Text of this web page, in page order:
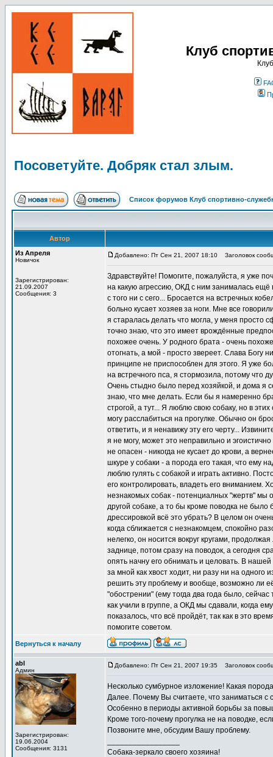
Клуб
Посоветуйте. Добряк стал злым.
Список форумов Клуб спортивно-
Автор
Из Апреля
Новичок
Зарегистрирован:
21.09.2007
Сообщения: 3
Добавлено: Пт Сен 21, 2007 18:10 Заголовок
Здравствуйте! Помогите, пожалуйста, я уже
на какую агрессию, ОКД с ним занималась
с того ни с сего... Бросается на встречных
больно кусает хозяев за ноги. Мне все
я старалась делать что могла, у меня просто
точно знаю, что это имеет врождённые
похожее очень. У родного брата - очень
отогнать, а мой - просто звереет. Слава Богу
принципе не приспособлен для этого. Я уже
на встречного пса, я стормозила, потому что
Очень стыдно было перед хозяйкой, и дома я
знаю, что мне делать. Если бы я намеренно
строгой, а тут... Я люблю свою собаку, но в
могу расслабиться на прогулке. Обычно он
ответить, и я ненавижу эту его черту...
я не могу, может это неправильно и
не опасен - никогда не кусает до крови, а
шкуре у собаки - а порода его такая, что ему
люблю гулять с собакой и играть активно.
его контролировать, владеть его вниманием.
незнакомых собак - потенциалных "жертв" мы
другой собаке, а то бы кроме поводка не
дрессировкой всё это убрать? В целом он
когда сближается с незнакомцем, спокойно
нелегко, он носится вокруг кругами,
заднице, потом сразу на поводок, а сегодня
опять начну его обнимать и целовать. В
за мной как хвост ходит, ни разу ни на одного
решить эту проблему и вообще, возможно ли
"обострении" (ему тогда два года было,
как учили в группе, а ОКД мы сдавали, когда
показалось, что всё пройдёт, так как в это
помогите советом.
Вернуться к началу
abl
Админ
Зарегистрирован:
19.06.2004
Сообщения: 3131
Добавлено: Пт Сен 21, 2007 19:35 Заголовок
Несколько сумбурное изложение! Какая
Далее. Почему Вы считаете, что заниматься с
Особенно в периоды активной борьбы за
Кроме того-почему прогулка не на поводке,
Позвоните мне, обсудим Вашу проблему.
Собака-зеркало своего хозяина!